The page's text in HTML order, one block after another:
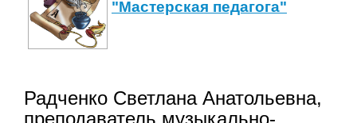
"Мастерская педагога"
Радченко Светлана Анатольевна,